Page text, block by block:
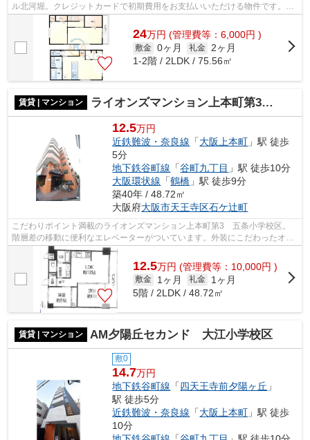
ル北河堀。クレジットカードで初期費用をお支払いいただける物件です。通
風良好なアパートはいつでも気持ちの...
24万円 (管理費等：6,000円 )
敷金 0ヶ月 礼金
2ヶ月
1-2階 / 2LDK / 75.56㎡
賃貸 | マンション ライオンズマンション上本町第3 五条小学校区
12.5万円
近鉄難波・奈良線 「大阪上本町 」駅 徒歩
5分
地下鉄谷町線 「谷町九丁目 」駅 徒歩10分
大阪環状線 「鶴橋 」駅 徒歩9分
築40年 / 48.72㎡
大阪府大阪市天王寺区石ケ辻町
こだわりポイント満載のライオンズマンション上本町第3 五条小学校区。
階層差の移動に便利なエレベーターがついています。外装にこだわったオシ
ャレなデザインのマンションです。外出...
12.5万円 (管理費等：10,000円 )
敷金 1ヶ月 礼金
1ヶ月
5階 / 2LDK / 48.72㎡
賃貸 | マンション AM夕陽丘セカンド 大江小学校区
敷0
14.7万円
地下鉄谷町線 「四天王寺前夕陽ヶ丘 」
駅 徒歩5分
近鉄難波・奈良線 「大阪上本町 」駅 徒歩
10分